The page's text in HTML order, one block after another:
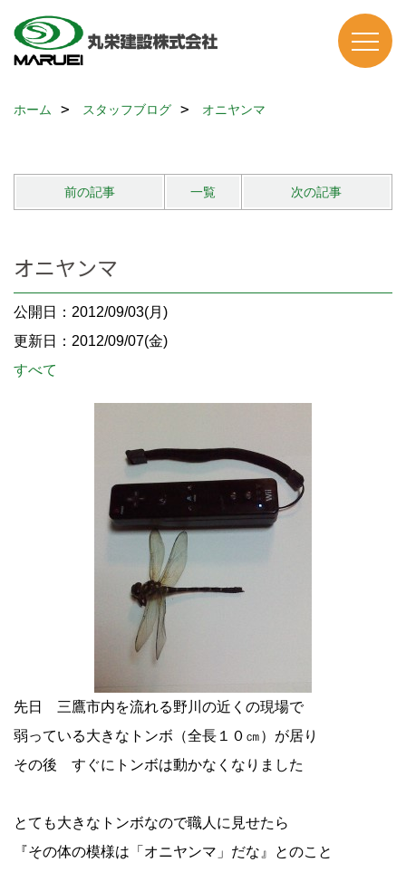
ホーム スタッフブログ オニヤンマ
前の記事 一覧 次の記事
オニヤンマ
公開日：2012/09/03(月)
更新日：2012/09/07(金)
すべて
先日 三鷹市内を流れる野川の近くの現場で
弱っている大きなトンボ（全長１０㎝）が居り
その後 すぐにトンボは動かなくなりました
とても大きなトンボなので職人に見せたら
『その体の模様は「オニヤンマ」だな』とのこと